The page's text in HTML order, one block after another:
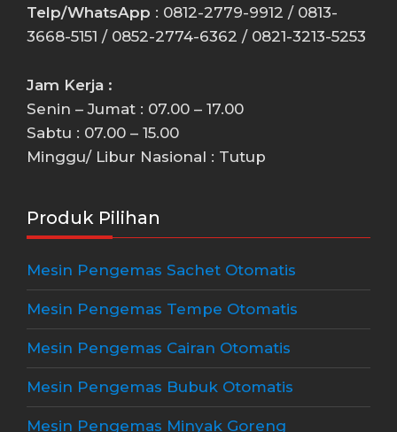
Telp/WhatsApp : 0812-2779-9912 / 0813-
3668-5151 / 0852-2774-6362 / 0821-3213-5253
Jam Kerja :
Senin – Jumat : 07.00 – 17.00
Sabtu : 07.00 – 15.00
Minggu/ Libur Nasional : Tutup
Produk Pilihan
Mesin Pengemas Sachet Otomatis
Mesin Pengemas Tempe Otomatis
Mesin Pengemas Cairan Otomatis
Mesin Pengemas Bubuk Otomatis
Mesin Pengemas Minyak Goreng